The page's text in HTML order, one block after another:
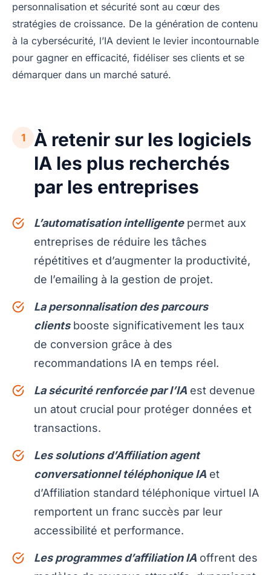
personnalisation et sécurité sont au cœur des
stratégies de croissance. De la génération de contenu
à la cybersécurité, l’IA devient le levier incontournable
pour gagner en efficacité, fidéliser ses clients et se
démarquer dans un marché saturé.
1
À retenir sur les logiciels
IA les plus recherchés
par les entreprises
L’automatisation intelligentepermet aux
entreprises de réduire les tâches
répétitives et d’augmenter la productivité,
de l’emailing à la gestion de projet.
La personnalisation des parcours
clientsbooste significativement les taux
de conversion grâce à des
recommandations IA en temps réel.
La sécurité renforcée par l’IA est devenue
un atout crucial pour protéger données et
transactions.
Les solutions d’Affiliation agent
conversationnel téléphonique IA et
d’Affiliation standard téléphonique virtuel IA
remportent un franc succès par leur
accessibilité et performance.
Les programmes d’affiliation IA offrent des